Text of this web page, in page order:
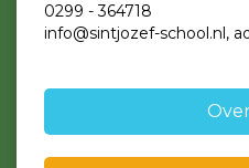
0299 - 364718
info@sintjozef-school.nl,